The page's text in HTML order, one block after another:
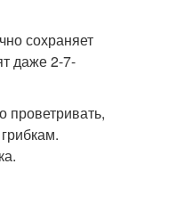
сохраняет
даже 2-7-
проветривать,